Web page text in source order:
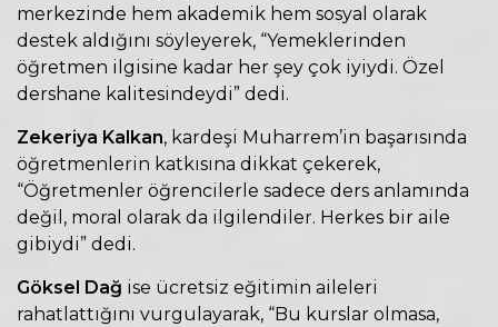
merkezinde hem akademik hem sosyal olarak
destek aldığını söyleyerek, “Yemeklerinden
öğretmen ilgisine kadar her şey çok iyiydi. Özel
dershane kalitesindeydi” dedi.
Zekeriya Kalkan, kardeşi Muharrem’in başarısında
öğretmenlerin katkısına dikkat çekerek,
“Öğretmenler öğrencilerle sadece ders anlamında
değil, moral olarak da ilgilendiler. Herkes bir aile
gibiydi” dedi.
Göksel Dağ ise ücretsiz eğitimin aileleri
rahatlattığını vurgulayarak, “Bu kurslar olmasa,